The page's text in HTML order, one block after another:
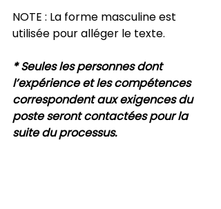
NOTE : La forme masculine est
utilisée pour alléger le texte.
* Seules les personnes dont
l’expérience et les compétences
correspondent aux exigences du
poste seront contactées pour la
suite du processus.